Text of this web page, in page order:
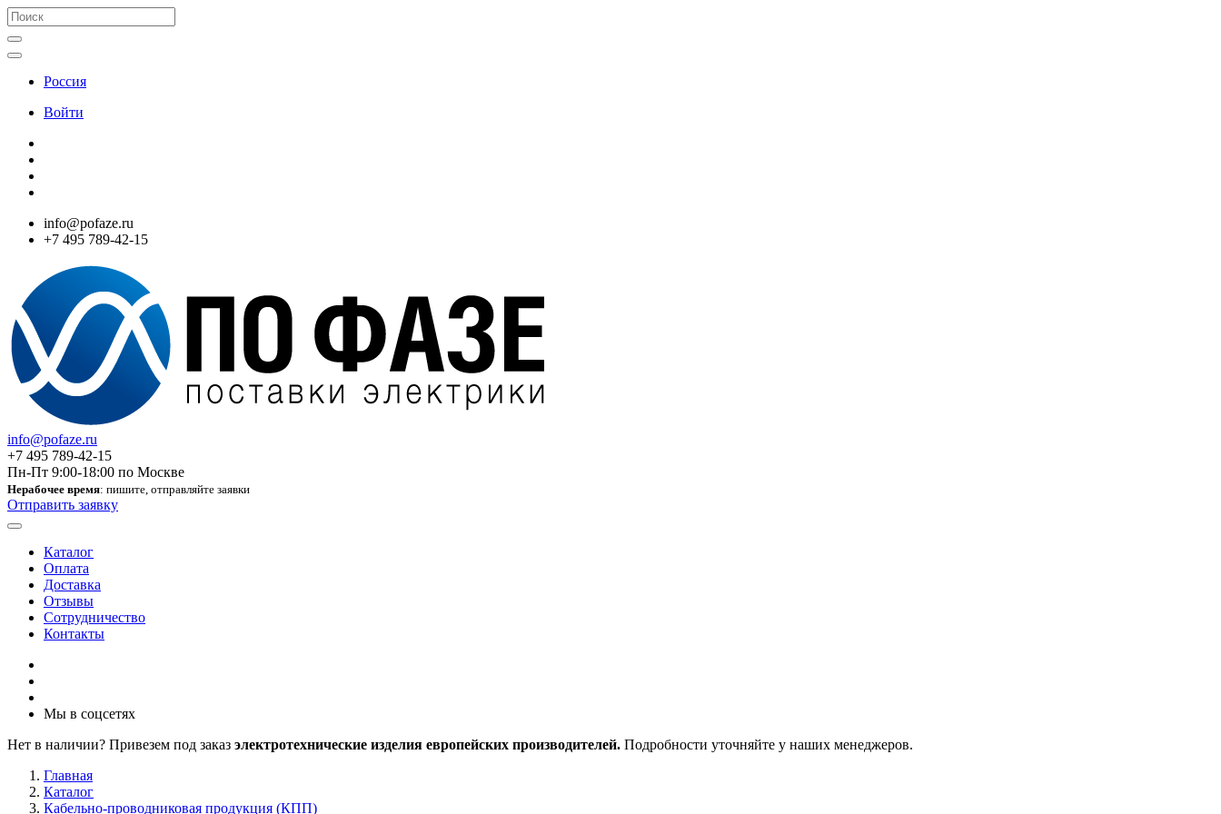
Россия
Войти
info@pofaze.ru
+7 495 789-42-15
info@pofaze.ru
+7 495 789-42-15
Пн-Пт 9:00-18:00 по Москве
Нерабочее время: пишите, отправляйте заявки
Отправить заявку
Каталог
Оплата
Доставка
Отзывы
Сотрудничество
Контакты
Мы в соцсетях
Нет в наличии? Привезем под заказ электротехнические изделия европейских производителей. Подробности уточняйте у наших менеджеров.
Главная
Каталог
Кабельно-проводниковая продукция (КПП)